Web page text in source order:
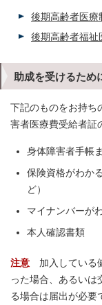
後期高齢者医療
後期高齢者福祉
助成を受けるため
下記のものをお持ち
害者医療費受給者証
身体障害者手帳
保険資格がわか
ど）
マイナンバーが
本人確認書類
注意 加入している
った場合、あるいは
る場合は届出が必要